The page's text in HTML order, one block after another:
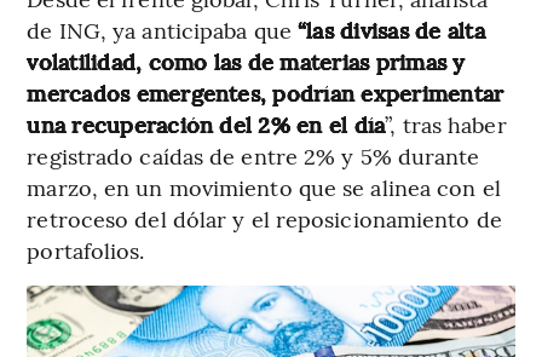
de ING, ya anticipaba que “las divisas de alta
volatilidad, como las de materias primas y
mercados emergentes, podrían experimentar
una recuperación del 2% en el día”, tras haber
registrado caídas de entre 2% y 5% durante
marzo, en un movimiento que se alinea con el
retroceso del dólar y el reposicionamiento de
portafolios.